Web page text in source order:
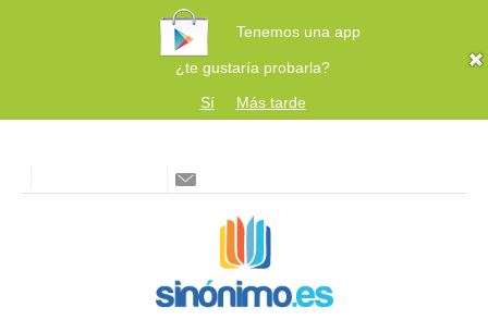
Tenemos una app
¿te gustaría probarla?
Sí
Más tarde